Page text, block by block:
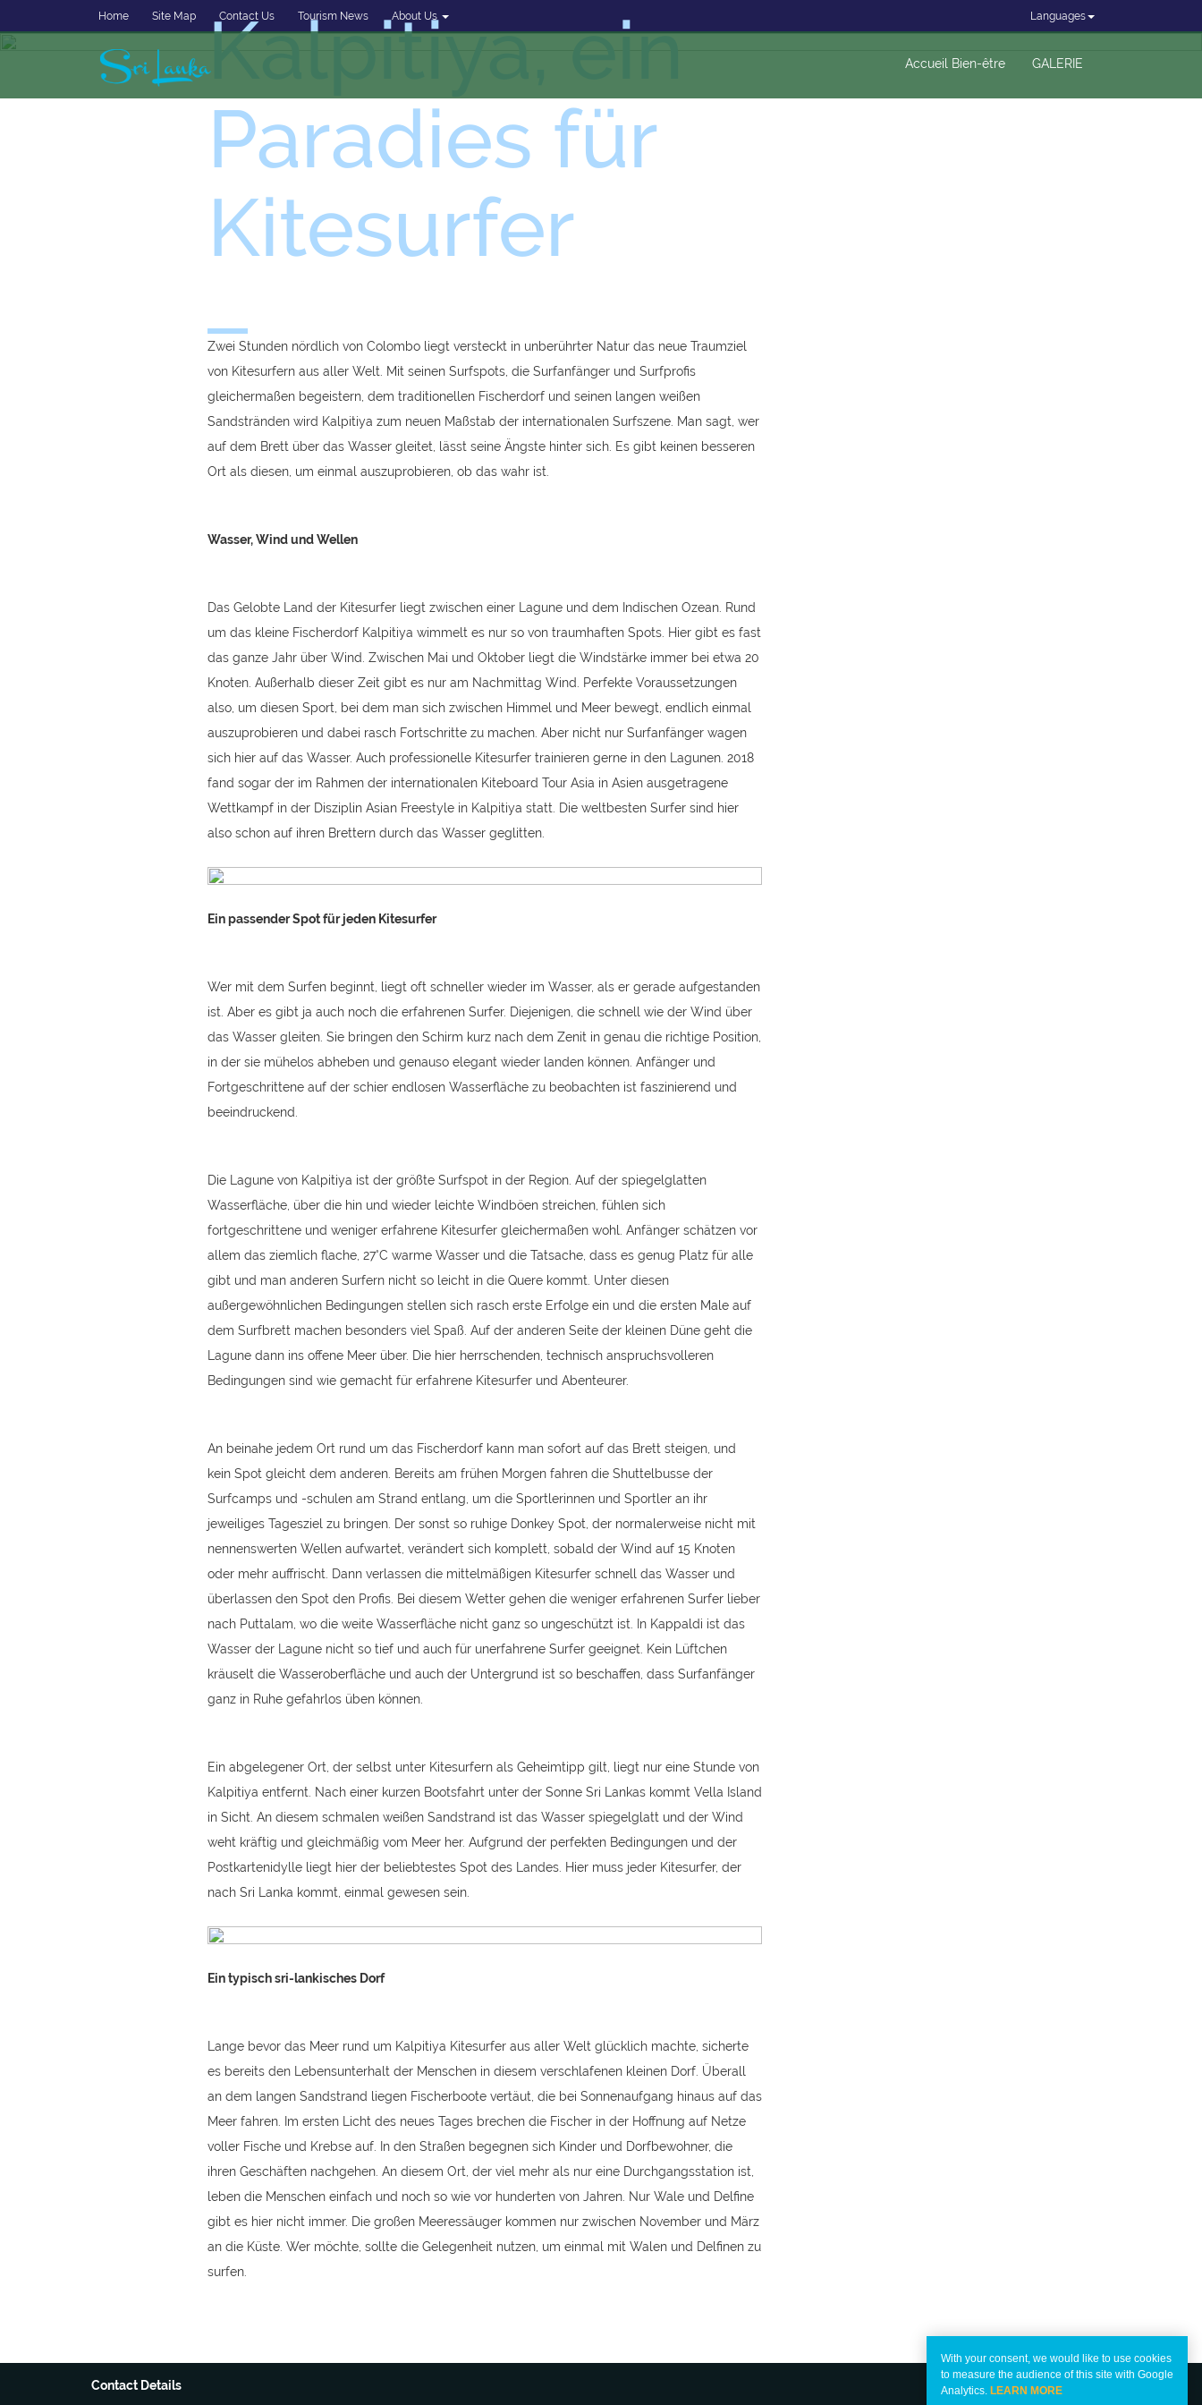
Home Site Map Contact Us Tourism News About Us Languages
Accueil Bien-être GALERIE
Kalpitiya, ein
Paradies für
Kitesurfer
Zwei Stunden nördlich von Colombo liegt versteckt in unberührter Natur das neue Traumziel
von Kitesurfern aus aller Welt. Mit seinen Surfspots, die Surfanfänger und Surfprofis
gleichermaßen begeistern, dem traditionellen Fischerdorf und seinen langen weißen
Sandstränden wird Kalpitiya zum neuen Maßstab der internationalen Surfszene. Man sagt, wer
auf dem Brett über das Wasser gleitet, lässt seine Ängste hinter sich. Es gibt keinen besseren
Ort als diesen, um einmal auszuprobieren, ob das wahr ist.
Wasser, Wind und Wellen
Das Gelobte Land der Kitesurfer liegt zwischen einer Lagune und dem Indischen Ozean. Rund
um das kleine Fischerdorf Kalpitiya wimmelt es nur so von traumhaften Spots. Hier gibt es fast
das ganze Jahr über Wind. Zwischen Mai und Oktober liegt die Windstärke immer bei etwa 20
Knoten. Außerhalb dieser Zeit gibt es nur am Nachmittag Wind. Perfekte Voraussetzungen
also, um diesen Sport, bei dem man sich zwischen Himmel und Meer bewegt, endlich einmal
auszuprobieren und dabei rasch Fortschritte zu machen. Aber nicht nur Surfanfänger wagen
sich hier auf das Wasser. Auch professionelle Kitesurfer trainieren gerne in den Lagunen. 2018
fand sogar der im Rahmen der internationalen Kiteboard Tour Asia in Asien ausgetragene
Wettkampf in der Disziplin Asian Freestyle in Kalpitiya statt. Die weltbesten Surfer sind hier
also schon auf ihren Brettern durch das Wasser geglitten.
Ein passender Spot für jeden Kitesurfer
Wer mit dem Surfen beginnt, liegt oft schneller wieder im Wasser, als er gerade aufgestanden
ist. Aber es gibt ja auch noch die erfahrenen Surfer. Diejenigen, die schnell wie der Wind über
das Wasser gleiten. Sie bringen den Schirm kurz nach dem Zenit in genau die richtige Position,
in der sie mühelos abheben und genauso elegant wieder landen können. Anfänger und
Fortgeschrittene auf der schier endlosen Wasserfläche zu beobachten ist faszinierend und
beeindruckend.
Die Lagune von Kalpitiya ist der größte Surfspot in der Region. Auf der spiegelglatten
Wasserfläche, über die hin und wieder leichte Windböen streichen, fühlen sich
fortgeschrittene und weniger erfahrene Kitesurfer gleichermaßen wohl. Anfänger schätzen vor
allem das ziemlich flache, 27°C warme Wasser und die Tatsache, dass es genug Platz für alle
gibt und man anderen Surfern nicht so leicht in die Quere kommt. Unter diesen
außergewöhnlichen Bedingungen stellen sich rasch erste Erfolge ein und die ersten Male auf
dem Surfbrett machen besonders viel Spaß. Auf der anderen Seite der kleinen Düne geht die
Lagune dann ins offene Meer über. Die hier herrschenden, technisch anspruchsvolleren
Bedingungen sind wie gemacht für erfahrene Kitesurfer und Abenteurer.
An beinahe jedem Ort rund um das Fischerdorf kann man sofort auf das Brett steigen, und
kein Spot gleicht dem anderen. Bereits am frühen Morgen fahren die Shuttelbusse der
Surfcamps und -schulen am Strand entlang, um die Sportlerinnen und Sportler an ihr
jeweiliges Tagesziel zu bringen. Der sonst so ruhige Donkey Spot, der normalerweise nicht mit
nennenswerten Wellen aufwartet, verändert sich komplett, sobald der Wind auf 15 Knoten
oder mehr auffrischt. Dann verlassen die mittelmäßigen Kitesurfer schnell das Wasser und
überlassen den Spot den Profis. Bei diesem Wetter gehen die weniger erfahrenen Surfer lieber
nach Puttalam, wo die weite Wasserfläche nicht ganz so ungeschützt ist. In Kappaldi ist das
Wasser der Lagune nicht so tief und auch für unerfahrene Surfer geeignet. Kein Lüftchen
kräuselt die Wasseroberfläche und auch der Untergrund ist so beschaffen, dass Surfanfänger
ganz in Ruhe gefahrlos üben können.
Ein abgelegener Ort, der selbst unter Kitesurfern als Geheimtipp gilt, liegt nur eine Stunde von
Kalpitiya entfernt. Nach einer kurzen Bootsfahrt unter der Sonne Sri Lankas kommt Vella Island
in Sicht. An diesem schmalen weißen Sandstrand ist das Wasser spiegelglatt und der Wind
weht kräftig und gleichmäßig vom Meer her. Aufgrund der perfekten Bedingungen und der
Postkartenidylle liegt hier der beliebtestes Spot des Landes. Hier muss jeder Kitesurfer, der
nach Sri Lanka kommt, einmal gewesen sein.
Ein typisch sri-lankisches Dorf
Lange bevor das Meer rund um Kalpitiya Kitesurfer aus aller Welt glücklich machte, sicherte
es bereits den Lebensunterhalt der Menschen in diesem verschlafenen kleinen Dorf. Überall
an dem langen Sandstrand liegen Fischerboote vertäut, die bei Sonnenaufgang hinaus auf das
Meer fahren. Im ersten Licht des neues Tages brechen die Fischer in der Hoffnung auf Netze
voller Fische und Krebse auf. In den Straßen begegnen sich Kinder und Dorfbewohner, die
ihren Geschäften nachgehen. An diesem Ort, der viel mehr als nur eine Durchgangsstation ist,
leben die Menschen einfach und noch so wie vor hunderten von Jahren. Nur Wale und Delfine
gibt es hier nicht immer. Die großen Meeressäuger kommen nur zwischen November und März
an die Küste. Wer möchte, sollte die Gelegenheit nutzen, um einmal mit Walen und Delfinen zu
surfen.
Contact Details
With your consent, we would like to use cookies
to measure the audience of this site with Google
Analytics. LEARN MORE